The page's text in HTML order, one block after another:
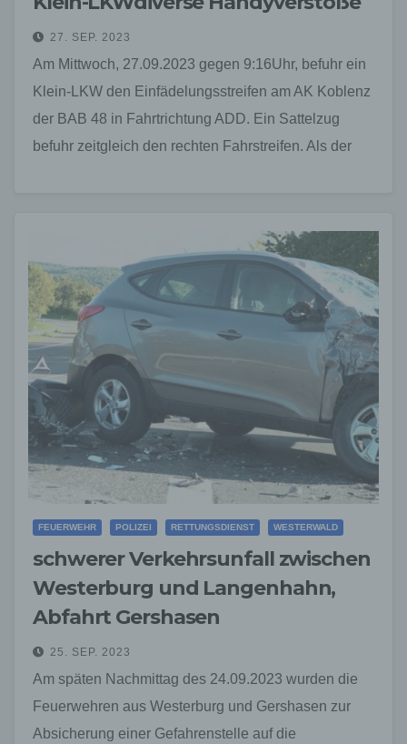
27. SEP. 2023
Am Mittwoch, 27.09.2023 gegen 9:16Uhr, befuhr ein
Klein-LKW den Einfädelungsstreifen am AK Koblenz
der BAB 48 in Fahrtrichtung ADD. Ein Sattelzug
befuhr zeitgleich den rechten Fahrstreifen. Als der
FEUERWEHR POLIZEI RETTUNGSDIENST WESTERWALD
schwerer Verkehrsunfall zwischen
Westerburg und Langenhahn,
Abfahrt Gershasen
25. SEP. 2023
Am späten Nachmittag des 24.09.2023 wurden die
Feuerwehren aus Westerburg und Gershasen zur
Absicherung einer Gefahrenstelle auf die